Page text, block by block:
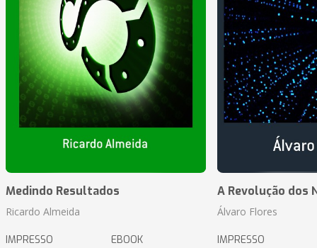
Medindo Resultados
Ricardo Almeida
IMPRESSO EBOOK
A Revolução dos
Álvaro Flores
IMPRESSO